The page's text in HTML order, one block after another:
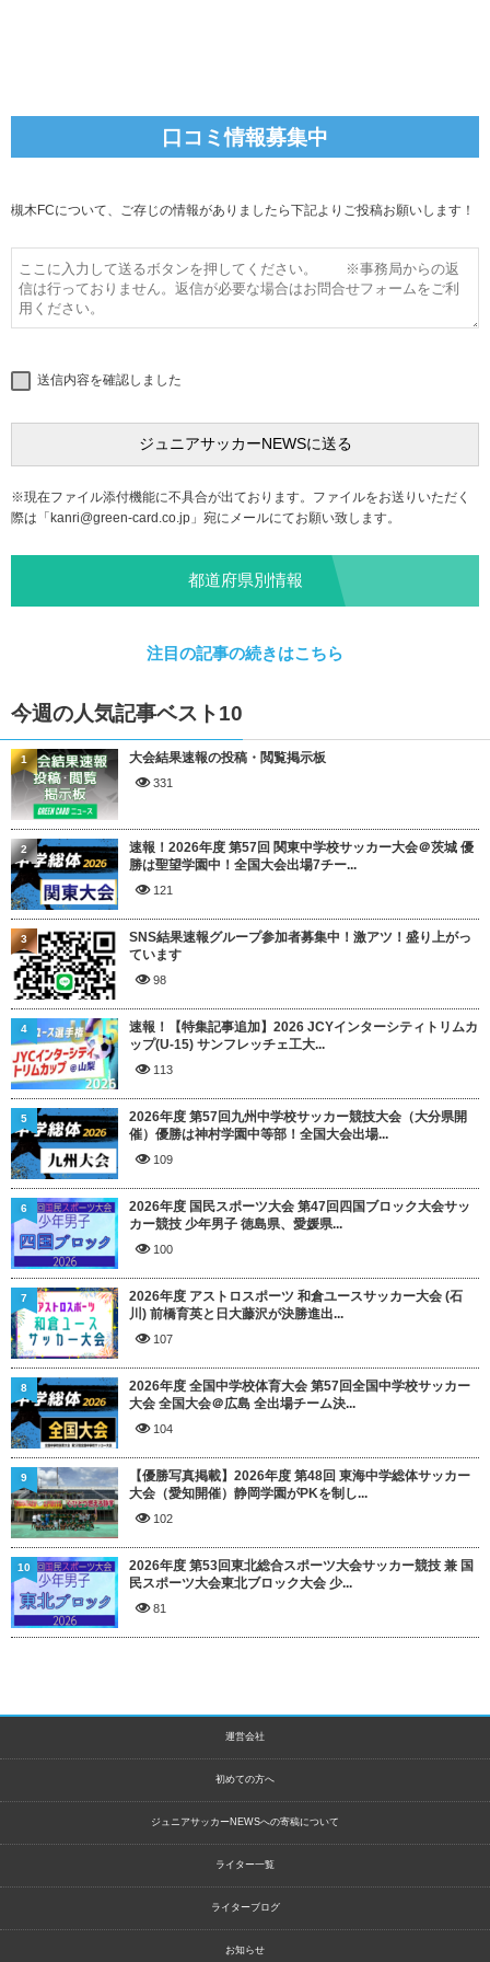
口コミ情報募集中
槻木FCについて、ご存じの情報がありましたら下記よりご投稿お願いします！
送信内容を確認しました
※現在ファイル添付機能に不具合が出ております。ファイルをお送りいただく
際は「kanri@green-card.co.jp 」宛にメールにてお願い致します。
都道府県別情報
注目の記事の続きはこちら
今週の人気記事ベスト10
大会結果速報の投稿・閲覧掲示板
331
1
速報！2026年度 第57回 関東中学校サッカー大会＠茨城 優
勝は聖望学園中！全国大会出場7チー...
121
2
SNS結果速報グループ参加者募集中！激アツ！盛り上がっ
ています
98
3
速報！【特集記事追加】2026 JCYインターシティトリムカ
ップ(U-15) サンフレッチェ工大...
113
4
2026年度 第57回九州中学校サッカー競技大会（大分県開
催）優勝は神村学園中等部！全国大会出場...
109
5
2026年度 国民スポーツ大会 第47回四国ブロック大会サッ
カー競技 少年男子 徳島県、愛媛県...
100
6
2026年度 アストロスポーツ 和倉ユースサッカー大会 (石
川) 前橋育英と日大藤沢が決勝進出...
107
7
2026年度 全国中学校体育大会 第57回全国中学校サッカー
大会 全国大会＠広島 全出場チーム決...
104
8
【優勝写真掲載】2026年度 第48回 東海中学総体サッカー
大会（愛知開催）静岡学園がPKを制し...
102
9
2026年度 第53回東北総合スポーツ大会サッカー競技 兼 国
民スポーツ大会東北ブロック大会 少...
81
10
運営会社
初めての方へ
ジュニアサッカーNEWSへの寄稿について
ライター一覧
ライターブログ
お知らせ